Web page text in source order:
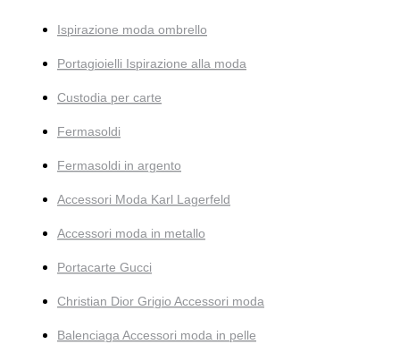
Ispirazione moda ombrello
Portagioielli Ispirazione alla moda
Custodia per carte
Fermasoldi
Fermasoldi in argento
Accessori Moda Karl Lagerfeld
Accessori moda in metallo
Portacarte Gucci
Christian Dior Grigio Accessori moda
Balenciaga Accessori moda in pelle